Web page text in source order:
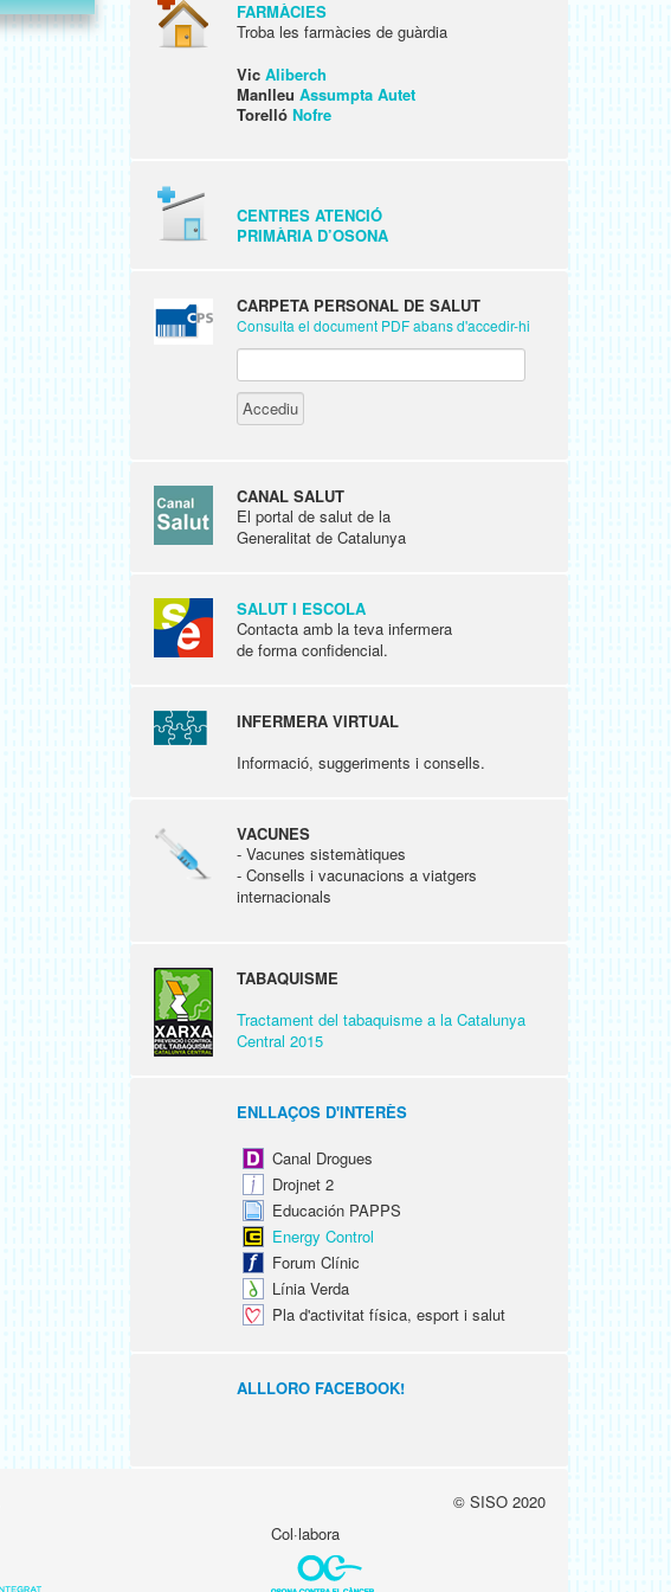
FARMÀCIES
Troba les farmàcies de guàrdia
Vic Aliberch
Manlleu Assumpta Autet
Torelló Nofre
CENTRES ATENCIÓ
PRIMÀRIA D’OSONA
CARPETA PERSONAL DE SALUT
Consulta el document PDF abans d'accedir-hi
CANAL SALUT
El portal de salut de la
Generalitat de Catalunya
SALUT I ESCOLA
Contacta amb la teva infermera
de forma confidencial.
INFERMERA VIRTUAL
Informació, suggeriments i consells.
VACUNES
- Vacunes sistemàtiques
- Consells i vacunacions a viatgers
internacionals
TABAQUISME
Tractament del tabaquisme a la Catalunya
Central 2015
ENLLAÇOS D'INTERÈS
Canal Drogues
Drojnet 2
Educación PAPPS
Energy Control
Forum Clínic
Línia Verda
Pla d'activitat física, esport i salut
ALLLORO FACEBOOK!
© SISO 2020
Col·labora